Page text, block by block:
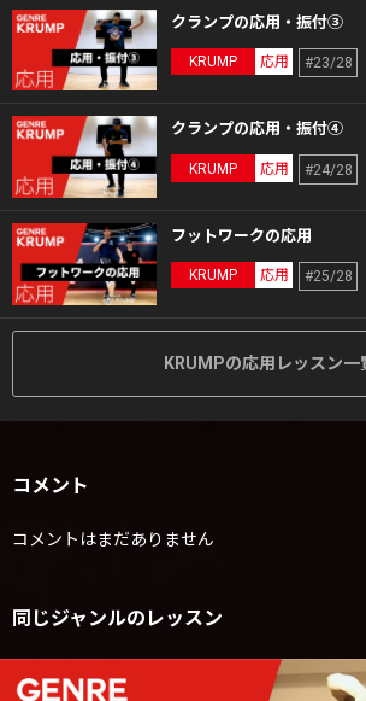
クランプの応用・振付③
KRUMP 応用 #23/28
クランプの応用・振付④
KRUMP 応用 #24/28
フットワークの応用
KRUMP 応用 #25/28
KRUMPの応用レッスン一
コメント
コメントはまだありません
同じジャンルのレッスン